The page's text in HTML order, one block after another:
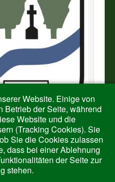
Website. Einige von
Betrieb der Seite, während
Website und die
(Tracking Cookies). Sie
Sie die Cookies zulassen
dass bei einer Ablehnung
der Seite zur
stehen.